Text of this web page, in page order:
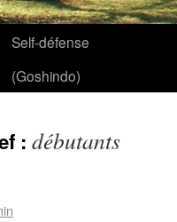
Self-défense
(Goshindo)
: débutants